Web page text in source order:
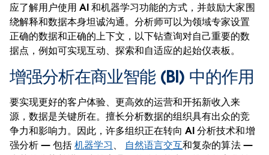
应了解用户使用 AI 和机器学习功能的方式，并鼓励大家围
绕解释和数据本身坦诚沟通。分析师可以为领域专家设置
正确的数据和正确的上下文，以下钻查询对自己重要的数
据点，例如可实现互动、探索和自适应的起始仪表板。
增强分析在商业智能 (BI) 中的作用
要实现更好的客户体验、更高效的运营和开拓新收入来
源，数据是关键所在。擅长分析数据的组织具有出众的竞
争力和影响力。因此，许多组织正在转向 AI 分析技术和增
强分析 — 包括机器学习、 自然语言交互和复杂的算法 —